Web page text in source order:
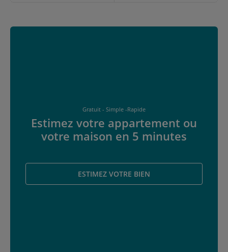
Gratuit - Simple -Rapide
Estimez votre appartement ou
votre maison en 5 minutes
ESTIMEZ VOTRE BIEN